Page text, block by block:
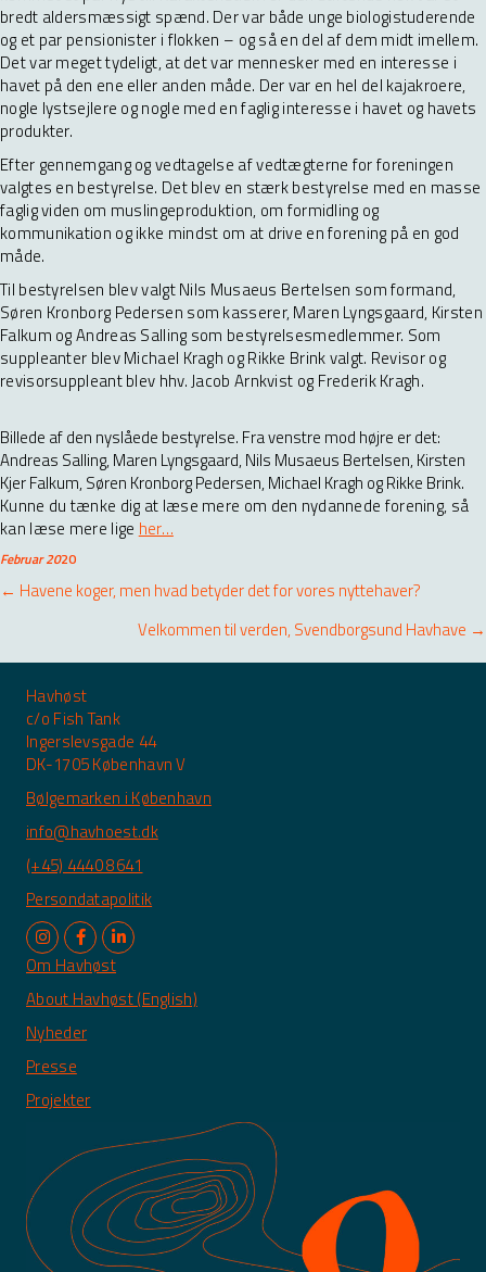
bredt aldersmæssigt spænd. Der var både unge biologistuderende
og et par pensionister i flokken – og så en del af dem midt imellem.
Det var meget tydeligt, at det var mennesker med en interesse i
havet på den ene eller anden måde. Der var en hel del kajakroere,
nogle lystsejlere og nogle med en faglig interesse i havet og havets
produkter.
Efter gennemgang og vedtagelse af vedtægterne for foreningen
valgtes en bestyrelse. Det blev en stærk bestyrelse med en masse
faglig viden om muslingeproduktion, om formidling og
kommunikation og ikke mindst om at drive en forening på en god
måde.
Til bestyrelsen blev valgt Nils Musaeus Bertelsen som formand,
Søren Kronborg Pedersen som kasserer, Maren Lyngsgaard, Kirsten
Falkum og Andreas Salling som bestyrelsesmedlemmer. Som
suppleanter blev Michael Kragh og Rikke Brink valgt. Revisor og
revisorsuppleant blev hhv. Jacob Arnkvist og Frederik Kragh.
Billede af den nyslåede bestyrelse. Fra venstre mod højre er det:
Andreas Salling, Maren Lyngsgaard, Nils Musaeus Bertelsen, Kirsten
Kjer Falkum, Søren Kronborg Pedersen, Michael Kragh og Rikke Brink.
Kunne du tænke dig at læse mere om den nydannede forening, så
kan læse mere lige her…
Februar 2020
Posts
← Havene koger, men hvad betyder det for vores nyttehaver?
Velkommen til verden, Svendborgsund Havhave →
Havhøst
c/o Fish Tank
Ingerslevsgade 44
DK-1705 København V
Bølgemarken i København
info@havhoest.dk
(+45) 4440 8641
Persondatapolitik
Om Havhøst
About Havhøst (English)
Nyheder
Presse
Projekter